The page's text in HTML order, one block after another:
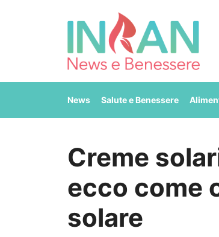
News Salute e Benessere
Creme
ecco come
solare